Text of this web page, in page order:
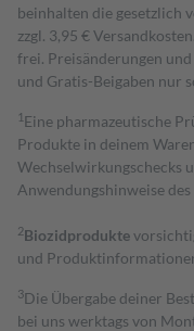
beinhalten die gesetzlich
zzgl. 3,95 €
frei. Preisänderungen
und Gratis-Beigaben nur
1 Eine pharmazeutische
Produkte in deinem
Wechselwirkungschecks
Anwendungshinweise
2Biozidprodukte
und
3Die Übergabe deiner
bei uns werktags von